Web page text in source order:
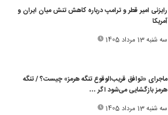
رایزنی امیر قطر و ترامپ درباره کاهش تنش میان ایران و
آمریکا
سه شنبه 13 مرداد 1405
ماجرای «توافق قریب‌الوقوع تنگه هرمز» چیست؟ / تنگه
هرمز بازگشایی می‌شود اگر …
سه شنبه 13 مرداد 1405